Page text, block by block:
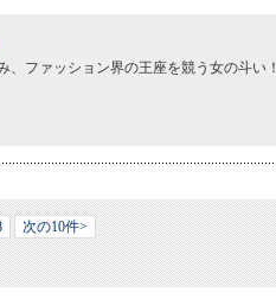
、ファッション界の王座を競う女の斗い！
次の10件>